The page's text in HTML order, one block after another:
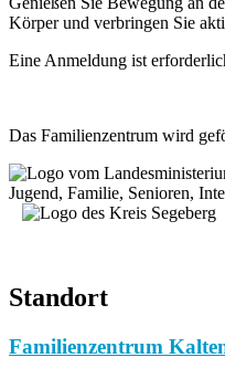
Körper und verbringen Sie
Eine Anmeldung ist
Das Familienzentrum wird
Standort
Familienzentrum